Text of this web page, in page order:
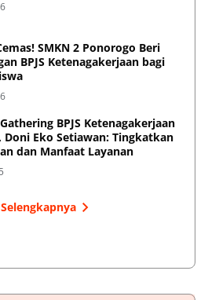
SMKN 2 Ponorogo Beri
BPJS Ketenagakerjaan bagi
BPJS Ketenagakerjaan
Doni Eko Setiawan: Tingkatkan
dan Manfaat Layanan